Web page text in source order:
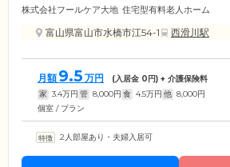
株式会社フールケア大地 住宅型有料老人ホーム
富山県富山市水橋市江54-1 西滑川駅
月額 9.5 万円 (入居金 0円) + 介護保険料
家 3.4万円 管 8,000円 食 4.5万円 他 8,000円
個室 / プラン
2人部屋あり・夫婦入居可